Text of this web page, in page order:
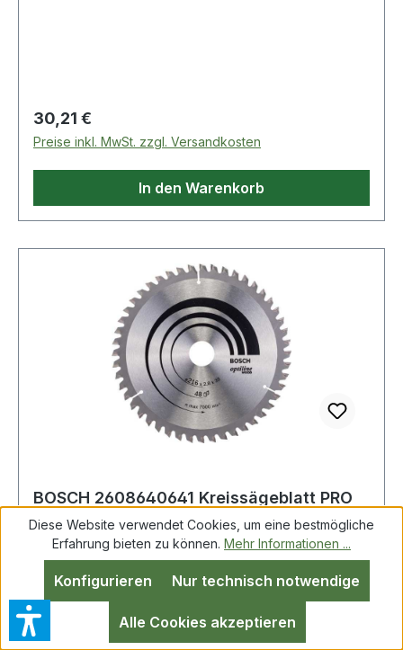
Regulärer Preis:
30,21 €
Preise inkl. MwSt. zzgl. Versandkosten
In den Warenkorb
BOSCH 2608640641 Kreissägeblatt PRO
Wood Außen-Ø 216 mm Zähnezahl 48
WZ/N Bohrun
Kreissägeblatt AD 216mm Z.48 WZ/N
Bohr.30mm Schnitt-B.2,8mm HM BOSCH
Optiline for Wood · für Kapp- und
Diese Website verwendet Cookies, um eine bestmögliche
Erfahrung bieten zu können. Mehr Informationen ...
Nur technisch notwendige
Konfigurieren
Alle Cookies akzeptieren